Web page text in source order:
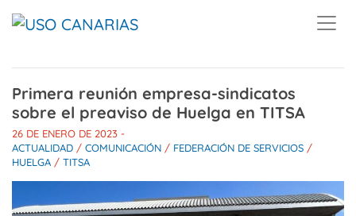
Primera reunión empresa-sindicatos
sobre el preaviso de Huelga en TITSA
26 DE ENERO DE 2023 -
ACTUALIDAD / COMUNICACIÓN / FEDERACIÓN DE SERVICIOS /
HUELGA / TITSA